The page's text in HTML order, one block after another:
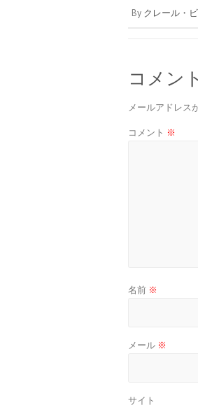
By クレール・
コメン
メールアドレス
コメント ※
名前 ※
メール ※
サイト